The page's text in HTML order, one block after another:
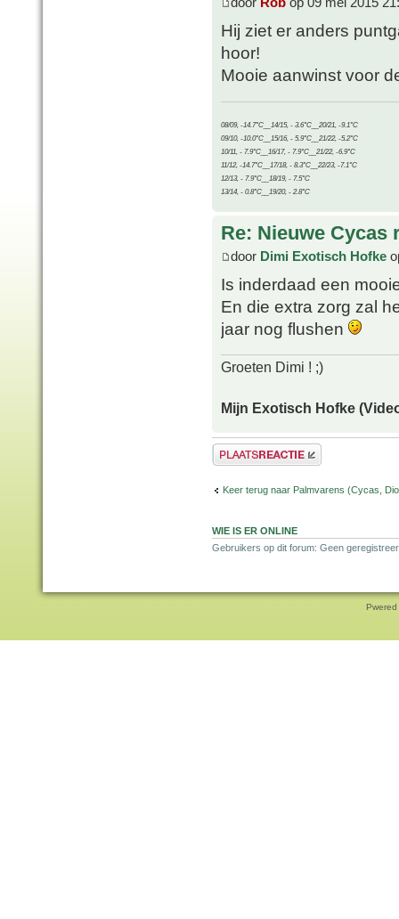
Hij ziet er anders
hoor!
Mooie aanwinst voor
08/09, -14.7°C__14/15, - 3.6°C__20/21, -9.1°C
09/10, -10.0°C__15/16, - 5.9°C__21/22, -5.2°C
10/11, - 7.9°C__16/17, - 7.9°C__21/22, -6.9°C
11/12, -14.7°C__17/18, - 8.3°C__22/23, -7.1°C
12/13, - 7.9°C__18/19, - 7.5°C
13/14, - 0.8°C__19/20, - 2.8°C
Re: Nieuwe Cycas
door Dimi Exotisch Hofke
Is inderdaad een
En die extra zorg zal
jaar nog flushen
Groeten Dimi ! ;)
Mijn Exotisch Hofke
Plaats een reactie
Keer terug naar Palmvarens (Cycas,
WIE IS ER ONLINE
Gebruikers op dit forum: Geen